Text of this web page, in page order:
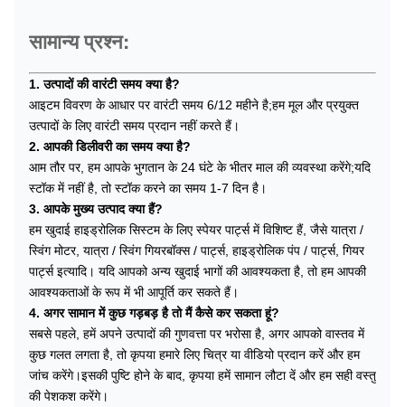
सामान्य प्रश्न:
1. उत्पादों की वारंटी समय क्या है?
आइटम विवरण के आधार पर वारंटी समय 6/12 महीने है;हम मूल और प्रयुक्त
उत्पादों के लिए वारंटी समय प्रदान नहीं करते हैं।
2. आपकी डिलीवरी का समय क्या है?
आम तौर पर, हम आपके भुगतान के 24 घंटे के भीतर माल की व्यवस्था करेंगे;यदि
स्टॉक में नहीं है, तो स्टॉक करने का समय 1-7 दिन है।
3. आपके मुख्य उत्पाद क्या हैं?
हम खुदाई हाइड्रोलिक सिस्टम के लिए स्पेयर पार्ट्स में विशिष्ट हैं, जैसे यात्रा /
स्विंग मोटर, यात्रा / स्विंग गियरबॉक्स / पार्ट्स, हाइड्रोलिक पंप / पार्ट्स, गियर
पार्ट्स इत्यादि। यदि आपको अन्य खुदाई भागों की आवश्यकता है, तो हम आपकी
आवश्यकताओं के रूप में भी आपूर्ति कर सकते हैं।
4. अगर सामान में कुछ गड़बड़ है तो मैं कैसे कर सकता हूं?
सबसे पहले, हमें अपने उत्पादों की गुणवत्ता पर भरोसा है, अगर आपको वास्तव में
कुछ गलत लगता है, तो कृपया हमारे लिए चित्र या वीडियो प्रदान करें और हम
जांच करेंगे।इसकी पुष्टि होने के बाद, कृपया हमें सामान लौटा दें और हम सही वस्तु
की पेशकश करेंगे।